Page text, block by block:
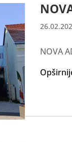
NOVA